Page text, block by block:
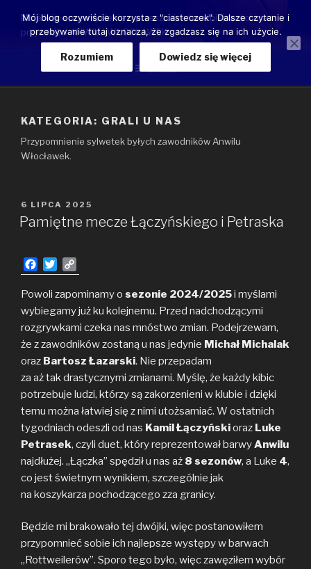
treści
Moje luźne przemyślenia o przeszłości, teraźniejszości oraz
przyszłości ANWILU WŁOCŁAWEK
KATEGORIA: GRALI U NAS
Przypomnienie sylwetek byłych zawodników Anwilu
Włocławek.
OPUBLIKOWANE
W
6 LIPCA 2025
Pamiętne mecze Łączyńskiego i Petraska
a
c
e
o
o
k
w
i
e
r
o
p
y
L
i
n
k
Powoli zapominamy o sezonie 2024/2025i myślami
wybiegamy już ku kolejnemu. Przed nadchodzącymi
rozgrywkami czeka nas mnóstwo zmian. Podejrzewam,
że z zawodników zostaną u nas jedynie Michał Michalak
oraz Bartosz Łazarski. Nie przepadam
za aż tak drastycznymi zmianami. Myślę, że każdy kibic
potrzebuje ludzi, którzy są zakorzenieni w klubie i dzięki
temu można łatwiej się z nimi utożsamiać. W ostatnich
tygodniach odeszli od nas Kamil Łączyńskioraz Luke
Petrasek, czyli duet, który reprezentował barwyAnwilu
najdłużej. „Łączka” spędził u nas aż 8 sezonów, a Luke 4,
co jest świetnym wynikiem, szczególnie jak
na koszykarza pochodzącego zza granicy.
Będzie mi brakowało tej dwójki, więc postanowiłem
przypomnieć sobie ich najlepsze występy w barwach
„Rottweilerów”. Sporo tego było, więc zawęziłem wybór
Mój blog oczywiście korzysta z "ciasteczek". Dalsze czytanie i
przebywanie tutaj oznacza, że zgadzasz się na ich użycie.
Rozumiem Dowiedz się więcej